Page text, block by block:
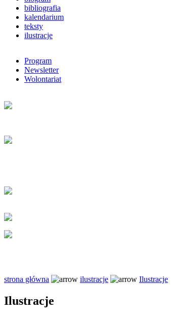
bibliografia
kalendarium
teksty
ilustracje
Program
Newsletter
Wolontariat
strona główna ilustracje Ilustracje
Ilustracje